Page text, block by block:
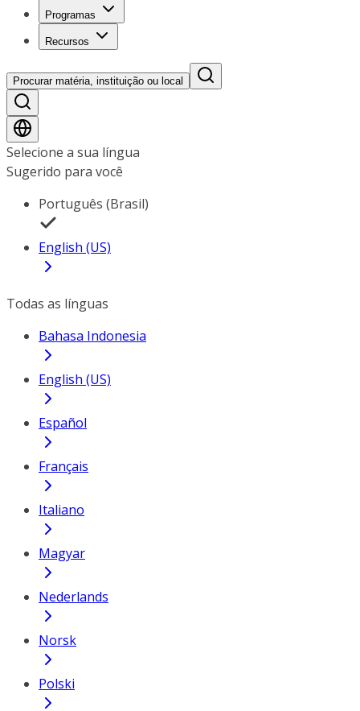
Programas
Recursos
Procurar matéria, instituição ou local
Selecione a sua língua
Sugerido para você
Português (Brasil)
English (US)
Todas as línguas
Bahasa Indonesia
English (US)
Español
Français
Italiano
Magyar
Nederlands
Norsk
Polski